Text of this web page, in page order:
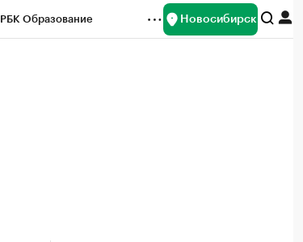
РБК Образование Новосибирск